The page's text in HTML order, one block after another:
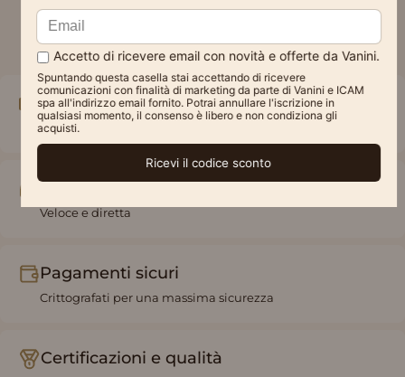
Spedizione gratuita
A partire da 49€
Assistenza online
Veloce e diretta
Pagamenti sicuri
Crittografati per una massima sicurezza
Certificazioni e qualità